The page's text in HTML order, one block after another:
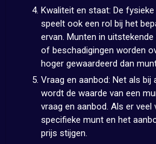
Kwaliteit en staat: De
speelt ook een rol bij het
ervan. Munten in
of beschadigingen worden
hoger gewaardeerd dan
Vraag en aanbod: Net als bij
wordt de waarde van een
vraag en aanbod. Als er veel
specifieke munt en het
prijs stijgen.